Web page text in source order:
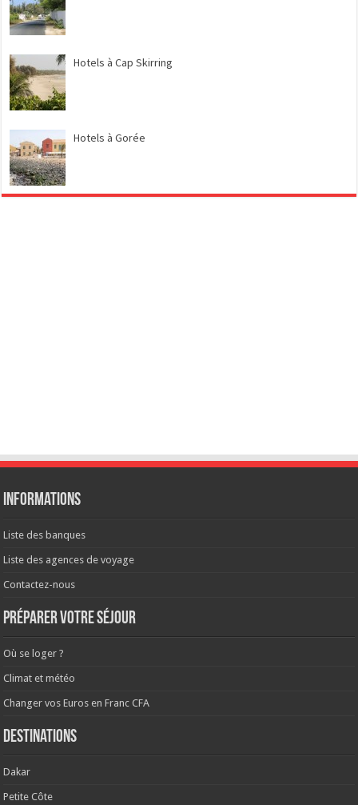
Hotels à Cap Skirring
Hotels à Gorée
Informations
Liste des banques
Liste des agences de voyage
Contactez-nous
Préparer votre séjour
Où se loger ?
Climat et météo
Changer vos Euros en Franc CFA
Destinations
Dakar
Petite Côte